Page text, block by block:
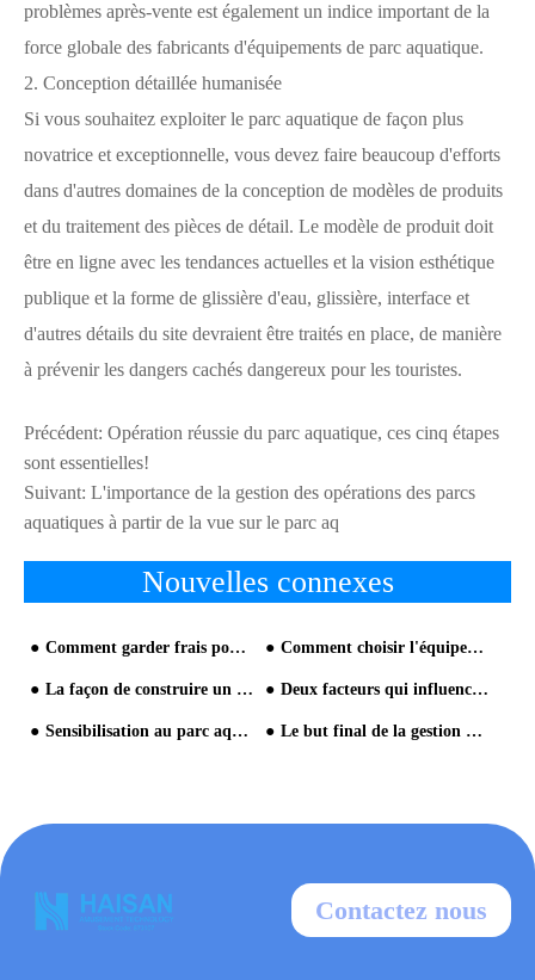
problèmes après-vente est également un indice important de la
force globale des fabricants d'équipements de parc aquatique.
2. Conception détaillée humanisée
Si vous souhaitez exploiter le parc aquatique de façon plus
novatrice et exceptionnelle, vous devez faire beaucoup d'efforts
dans d'autres domaines de la conception de modèles de produits
et du traitement des pièces de détail. Le modèle de produit doit
être en ligne avec les tendances actuelles et la vision esthétique
publique et la forme de glissière d'eau, glissière, interface et
d'autres détails du site devraient être traités en place, de manière
à prévenir les dangers cachés dangereux pour les touristes.
Précédent: Opération réussie du parc aquatique, ces cinq étapes
sont essentielles!
Suivant: L'importance de la gestion des opérations des parcs
aquatiques à partir de la vue sur le parc aq
Nouvelles connexes
Comment garder frais pour l'industrie du parc aquatique dans un nouvel environnement? Comment choisir l'équipement du parc aquatique?
La façon de construire un parc aquatique Deux facteurs qui influencent l'exploitation du parc aquatique
Sensibilisation au parc aquatique Le but final de la gestion est l'expérience du client
Contactez nous